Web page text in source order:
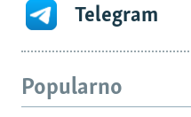
Telegram
Popularno